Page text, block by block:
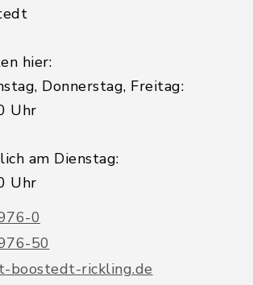
hier:
Donnerstag, Freitag:
Uhr
am Dienstag:
Uhr
0
50
boostedt-rickling.de